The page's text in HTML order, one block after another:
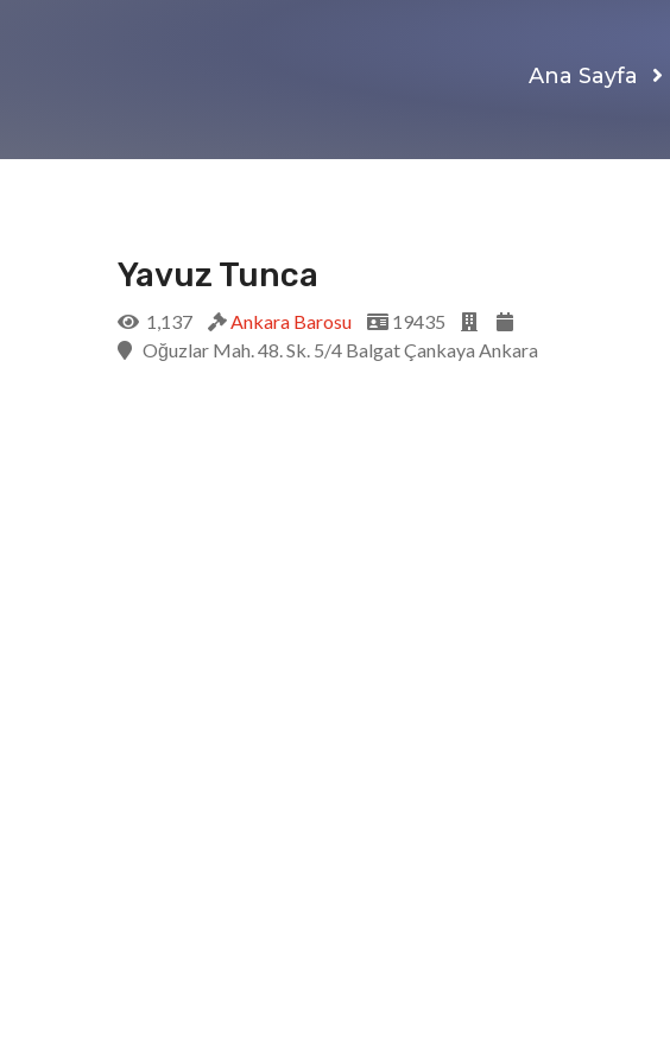
Ana Sayfa
Yavuz Tunca
1,137 Ankara Barosu
19435
Oğuzlar Mah. 48. Sk. 5/4 Balgat Çankaya Ankara